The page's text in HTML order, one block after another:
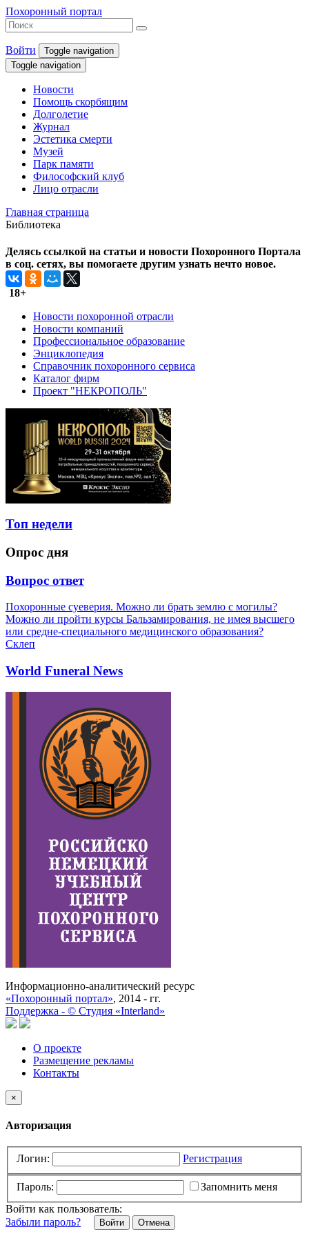
Похоронный портал
Войти
Toggle navigation
Toggle navigation
Новости
Помощь скорбящим
Долголетие
Журнал
Эстетика смерти
Музей
Парк памяти
Философский клуб
Лицо отрасли
Главная страница
Библиотека
Делясь ссылкой на статьи и новости Похоронного Портала
в соц. сетях, вы помогаете другим узнать нечто новое.
18+
Новости похоронной отрасли
Новости компаний
Профессиональное образование
Энциклопедия
Справочник похоронного сервиса
Каталог фирм
Проект "НЕКРОПОЛЬ"
Топ недели
Опрос дня
Вопрос ответ
Похоронные суеверия. Можно ли брать землю с могилы?
Можно ли пройти курсы Бальзамирования, не имея высшего
или средне-специального медицинского образования?
Склеп
World Funeral News
Информационно-аналитический ресурс
«Похоронный портал», 2014 - гг.
Поддержка - © Cтудия «Interland»
О проекте
Размещение рекламы
Контакты
×
Авторизация
Логин: Регистрация
Пароль:
Запомнить меня
Войти как пользователь:
Забыли пароль?
Отмена